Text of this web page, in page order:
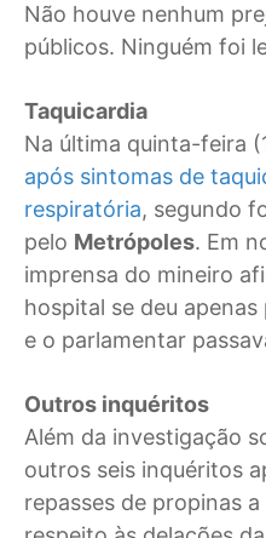
Não houve nenhum
públicos. Ninguém foi
Taquicardia
Na última quinta-feira
após sintomas de
respiratória, segundo
pelo Metrópoles. Em
imprensa do mineiro
hospital se deu apenas
e o parlamentar
Outros inquéritos
Além da investigação
outros seis inquéritos
repasses de propinas